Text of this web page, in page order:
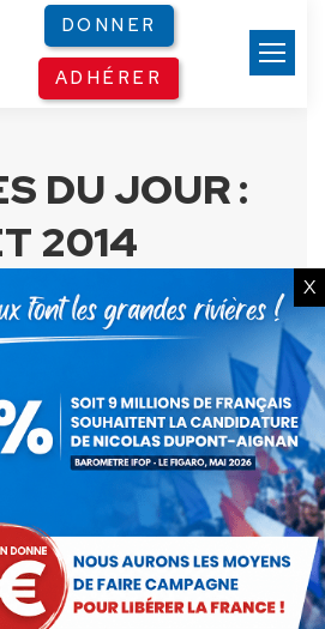
DONNER
ADHÉRER
DU JOUR :
2014
est l’impôt
Debout La France
publication de l’audit des
le Journal du Dimanche
X